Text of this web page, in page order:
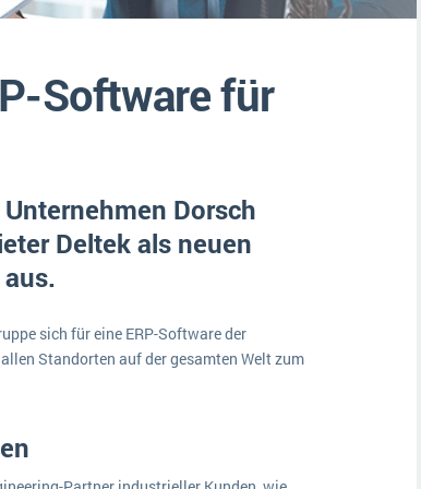
Funktionalitäten
Kosten
Medien
Produktion
Vermietung
ÜBER ERP-SOFTWARE
Software für
Dorsch
Deltek als neuen
sich für eine ERP-Software der
Standorten auf der gesamten Welt zum